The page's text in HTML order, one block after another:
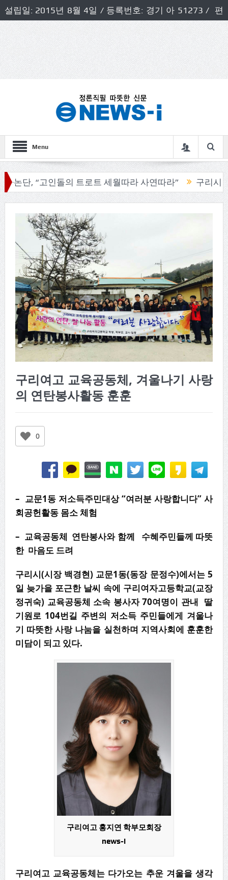
설립일: 2015년 8월 4일 / 등록번호: 경기 아 51273 / 편
집인 및 발행인: 허득천 / 개인정보책임자 및 청소년보호호
책임자: 최상규
Menu
고인돌의 트로트 세월따라 사연따라” 구리시의회, 기
구리여고 교육공동체, 겨울나기 사랑
의 연탄봉사활동 훈훈
0
– 교문1동 저소득주민대상 “여러분 사랑합니다” 사
회공헌활동 몸소 체험
– 교육공동체 연탄봉사와 함께 수혜주민들께 따뜻
한 마음도 드려
구리시(시장 백경현) 교문1동(동장 문정수)에서는 5
일 늦가을 포근한 날씨 속에 구리여자고등학교(교장
정귀숙) 교육공동체 소속 봉사자 70여명이 관내 딸
기원로 104번길 주변의 저소득 주민들에게 겨울나
기 따뜻한 사랑 나눔을 실천하며 지역사회에 훈훈한
미담이 되고 있다.
구리여고 홍지연 학부모회장
news-i
구리여고 교육공동체는 다가오는 추운 겨울을 생각